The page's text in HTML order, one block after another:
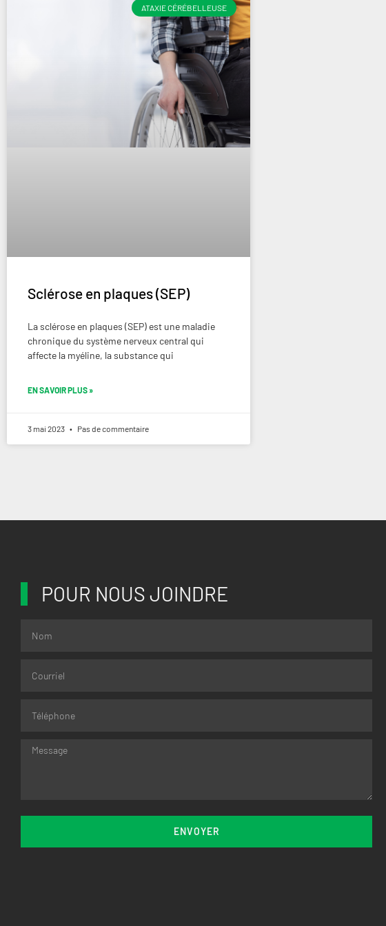
ATAXIE CÉRÉBELLEUSE
Sclérose en plaques (SEP)
La sclérose en plaques (SEP) est une maladie
chronique du système nerveux central qui
affecte la myéline, la substance qui
EN SAVOIR PLUS »
3 mai 2023 Pas de commentaire
POUR NOUS JOINDRE
ENVOYER